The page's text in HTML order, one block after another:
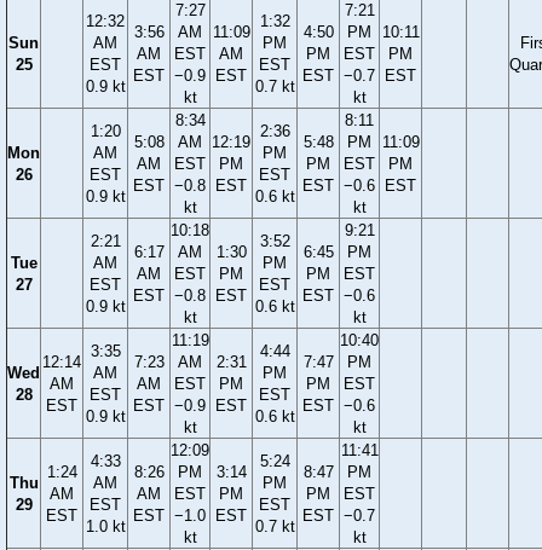
Sun
25
12:32
AM
EST
0.9 kt
3:56
AM
EST
7:27
AM
EST
−0.9
kt
11:09
AM
EST
1:32
PM
EST
0.7 kt
4:50
PM
EST
7:21
PM
EST
−0.7
kt
10:11
PM
EST
Mon
26
1:20
AM
EST
0.9 kt
5:08
AM
EST
8:34
AM
EST
−0.8
kt
12:19
PM
EST
2:36
PM
EST
0.6 kt
5:48
PM
EST
8:11
PM
EST
−0.6
kt
11:09
PM
EST
Tue
27
2:21
AM
EST
0.9 kt
6:17
AM
EST
10:18
AM
EST
−0.8
kt
1:30
PM
EST
3:52
PM
EST
0.6 kt
6:45
PM
EST
9:21
PM
EST
−0.6
kt
Wed
28
12:14
AM
EST
3:35
AM
EST
0.9 kt
7:23
AM
EST
11:19
AM
EST
−0.9
kt
2:31
PM
EST
4:44
PM
EST
0.6 kt
7:47
PM
EST
10:40
PM
EST
−0.6
kt
Thu
29
1:24
AM
EST
4:33
AM
EST
1.0 kt
8:26
AM
EST
12:09
PM
EST
−1.0
kt
3:14
PM
EST
5:24
PM
EST
0.7 kt
8:47
PM
EST
11:41
PM
EST
−0.7
kt